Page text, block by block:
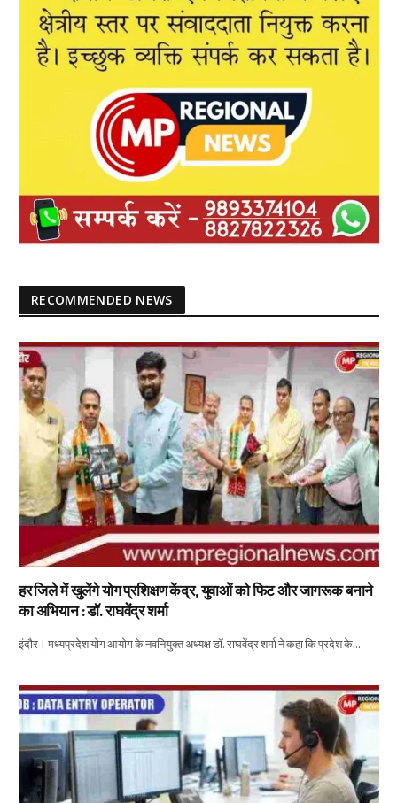
RECOMMENDED NEWS
हर जिले में खुलेंगे योग प्रशिक्षण केंद्र, युवाओं को फिट और जागरूक बनाने
का अभियान : डॉ. राघवेंद्र शर्मा
इंदौर। मध्यप्रदेश योग आयोग के नवनियुक्त अध्यक्ष डॉ. राघवेंद्र शर्मा ने कहा कि प्रदेश के…